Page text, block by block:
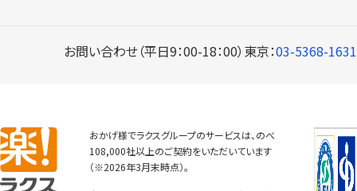
おかげ様でラクスグループのサービスは、のべ
統計情報を取得する目的、広告効果測定の目
的で、当社もしくは第三者によるクッキーを使用
することがあります。なお、お客様が個人情報を